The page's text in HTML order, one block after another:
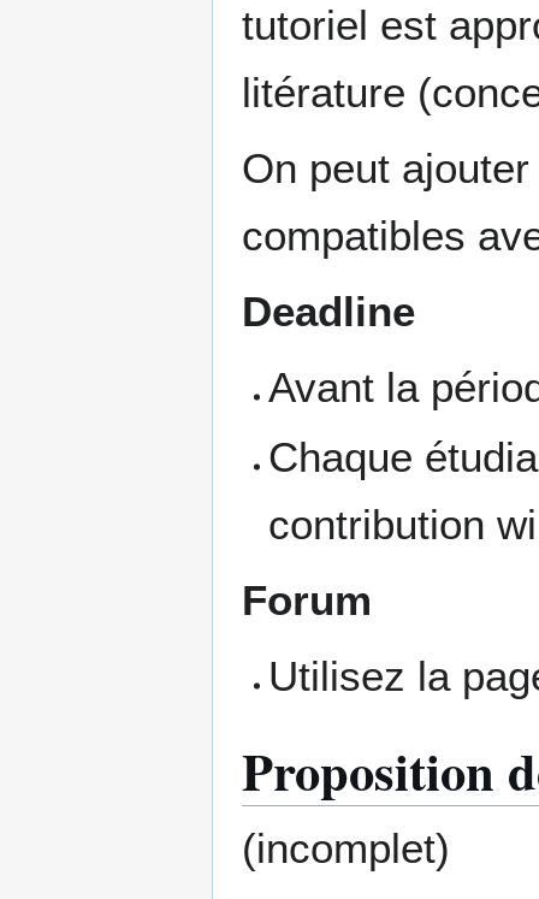
tutoriel est
litérature
On peut
compatibles
Deadline
Avant la
Chaque
contribution
Forum
Utilisez la
Proposition
(incomplet)